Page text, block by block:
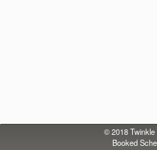
© 2018
Booked